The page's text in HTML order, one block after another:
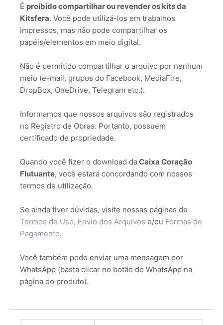
É proibido compartilhar ou revender os kits da
Kitsfera. Você pode utilizá-los em trabalhos
impressos, mas não pode compartilhar os
papéis/elementos em meio digital.
Não é permitido compartilhar o arquivo por nenhum
meio (e-mail, grupos do Facebook, MediaFire,
DropBox, OneDrive, Telegram etc.).
Informamos que nossos arquivos são registrados
no Registro de Obras. Portanto, possuem
certificado de propriedade.
Quando você fizer o download daCaixa Coração
Flutuante, você estará concordando com nossos
termos de utilização.
Se ainda tiver dúvidas, visite nossas páginas de
Termos de Uso, Envio dos Arquivos e/ou Formas de
Pagamento.
Você também pode enviar uma mensagem por
WhatsApp (basta clicar no botão do WhatsApp na
página do produto).